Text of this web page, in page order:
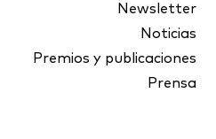
Newsletter
Noticias
Premios y publicaciones
Prensa